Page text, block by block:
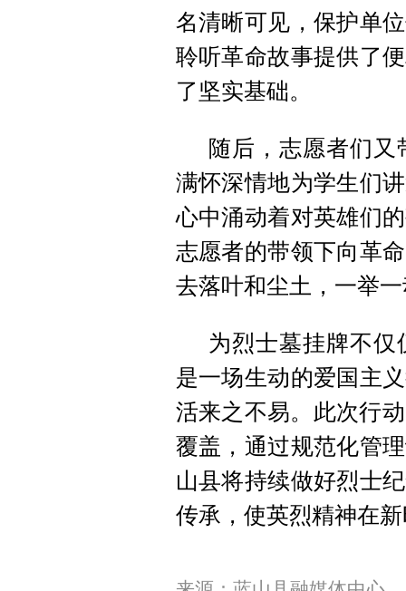
名清晰可见，保护单
聆听革命故事提供了
了坚实基础。
随后，志愿者们
满怀深情地为学生们
心中涌动着对英雄们
志愿者的带领下向革
去落叶和尘土，一举
为烈士墓挂牌不
是一场生动的爱国主
活来之不易。此次行
覆盖，通过规范化管
山县将持续做好烈士
传承，使英烈精神在